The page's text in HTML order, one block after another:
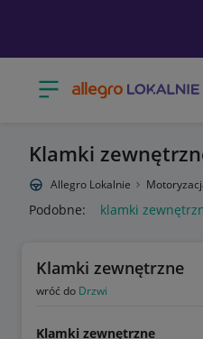
Otwórz menu z kategoriami
Klamki
Allegro Lokalnie
Podobne: klamki
Klamki zewnętrzne
wróć do Drzwi
Klamki zewnętrzne